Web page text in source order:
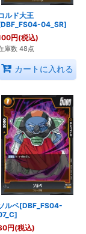
ルド大王
04_SR]
円(税込)
庫数 48点
カートに入れる
ルベ[DBF_FS04-
円(税込)